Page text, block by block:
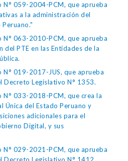
N° 059-2004-PCM, que aprueba
a la administración del
N° 063-2010-PCM, que aprueba
del PTE en las Entidades de la
N° 019-2017-JUS, que aprueba
Decreto Legislativo N° 1353.
N° 033-2018-PCM, que crea la
Única del Estado Peruano y
adicionales para el
Digital, y sus
N° 029-2021-PCM, que aprueba